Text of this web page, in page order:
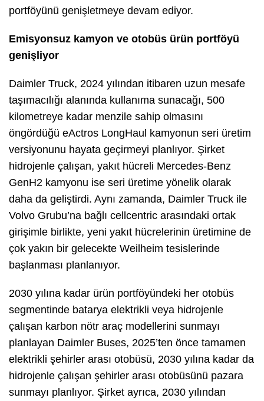
portföyünü genişletmeye devam ediyor.
Emisyonsuz kamyon ve otobüs ürün portföyü
genişliyor
Daimler Truck, 2024 yılından itibaren uzun mesafe
taşımacılığı alanında kullanıma sunacağı, 500
kilometreye kadar menzile sahip olmasını
öngördüğü eActros LongHaul kamyonun seri üretim
versiyonunu hayata geçirmeyi planlıyor. Şirket
hidrojenle çalışan, yakıt hücreli Mercedes-Benz
GenH2 kamyonu ise seri üretime yönelik olarak
daha da geliştirdi. Aynı zamanda, Daimler Truck ile
Volvo Grubu’na bağlı cellcentric arasındaki ortak
girişimle birlikte, yeni yakıt hücrelerinin üretimine de
çok yakın bir gelecekte Weilheim tesislerinde
başlanması planlanıyor.
2030 yılına kadar ürün portföyündeki her otobüs
segmentinde batarya elektrikli veya hidrojenle
çalışan karbon nötr araç modellerini sunmayı
planlayan Daimler Buses, 2025’ten önce tamamen
elektrikli şehirler arası otobüsü, 2030 yılına kadar da
hidrojenle çalışan şehirler arası otobüsünü pazara
sunmayı planlıyor. Şirket ayrıca, 2030 yılından